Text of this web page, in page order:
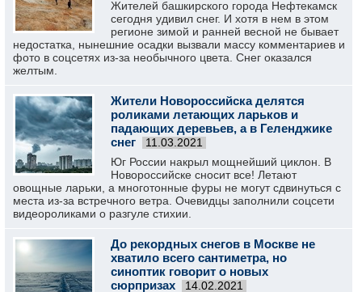
Жителей башкирского города Нефтекамск
сегодня удивил снег. И хотя в нем в этом
регионе зимой и ранней весной не бывает
недостатка, нынешние осадки вызвали массу комментариев и
фото в соцсетях из-за необычного цвета. Снег оказался
желтым.
Жители Новороссийска делятся
роликами летающих ларьков и
падающих деревьев, а в Геленджике
снег
11.03.2021
Юг России накрыл мощнейший циклон. В
Новороссийске сносит все! Летают
овощные ларьки, а многотонные фуры не могут сдвинуться с
места из-за встречного ветра. Очевидцы заполнили соцсети
видеороликами о разгуле стихии.
До рекордных снегов в Москве не
хватило всего сантиметра, но
синоптик говорит о новых
сюрпризах
14.02.2021